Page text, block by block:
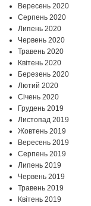
Вересень 2020
Серпень 2020
Липень 2020
Червень 2020
Травень 2020
Квітень 2020
Березень 2020
Лютий 2020
Січень 2020
Грудень 2019
Листопад 2019
Жовтень 2019
Вересень 2019
Серпень 2019
Липень 2019
Червень 2019
Травень 2019
Квітень 2019